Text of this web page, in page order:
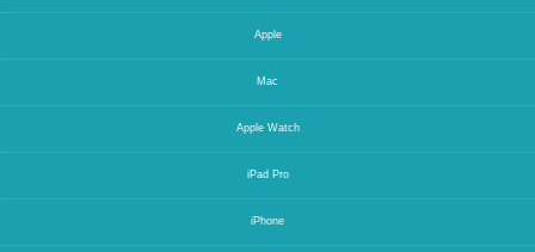
Apple
Mac
Apple Watch
iPad Pro
iPhone